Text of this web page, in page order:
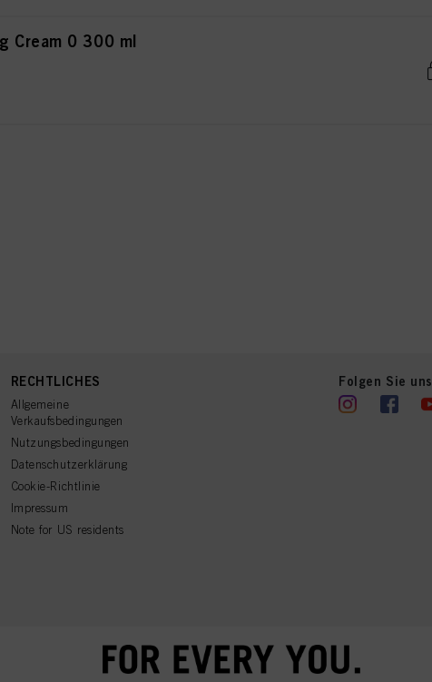
Cream 0 300 ml
RECHTLICHES
Allgemeine
Verkaufsbedingungen
Nutzungsbedingungen
Datenschutzerklärung
Cookie-Richtlinie
Impressum
Note for US residents
Folgen Sie uns